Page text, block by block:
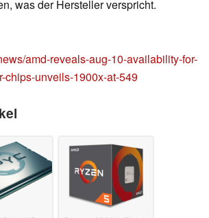
was der Hersteller verspricht.
amd-reveals-aug-10-availability-for-
chips-unveils-1900x-at-549